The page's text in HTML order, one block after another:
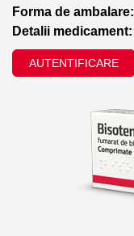
Forma de ambalare:
Detalii medicament:
AUTENTIFICARE